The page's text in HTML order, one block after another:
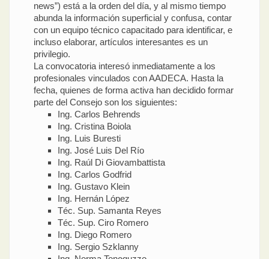
news”) está a la orden del día, y al mismo tiempo
abunda la información superficial y confusa, contar
con un equipo técnico capacitado para identificar, e
incluso elaborar, artículos interesantes es un
privilegio.
La convocatoria interesó inmediatamente a los
profesionales vinculados con AADECA. Hasta la
fecha, quienes de forma activa han decidido formar
parte del Consejo son los siguientes:
Ing. Carlos Behrends
Ing. Cristina Boiola
Ing. Luis Buresti
Ing. José Luis Del Río
Ing. Raúl Di Giovambattista
Ing. Carlos Godfrid
Ing. Gustavo Klein
Ing. Hernán López
Téc. Sup. Samanta Reyes
Téc. Sup. Ciro Romero
Ing. Diego Romero
Ing. Sergio Szklanny